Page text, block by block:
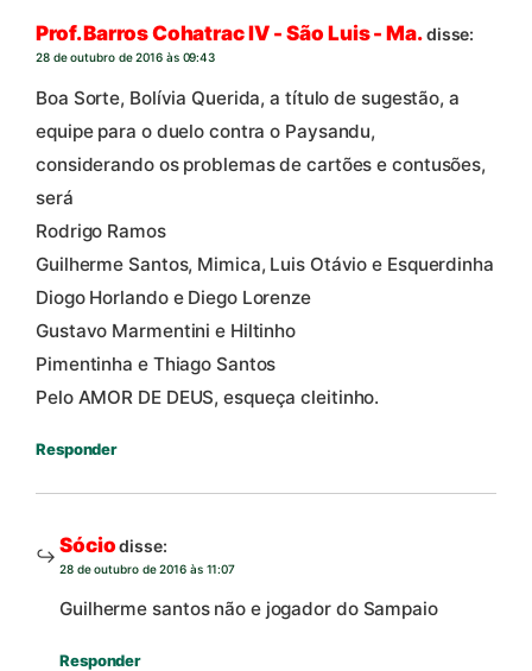
Prof. Barros Cohatrac IV - São Luis - Ma.disse:
28 de outubro de 2016 às 09:43
Boa Sorte, Bolívia Querida, a título de sugestão, a
equipe para o duelo contra o Paysandu,
considerando os problemas de cartões e contusões,
será
Rodrigo Ramos
Guilherme Santos, Mimica, Luis Otávio e Esquerdinha
Diogo Horlando e Diego Lorenze
Gustavo Marmentini e Hiltinho
Pimentinha e Thiago Santos
Pelo AMOR DE DEUS, esqueça cleitinho.
Responder
Sócio disse:
28 de outubro de 2016 às 11:07
Guilherme santos não e jogador do Sampaio
Responder